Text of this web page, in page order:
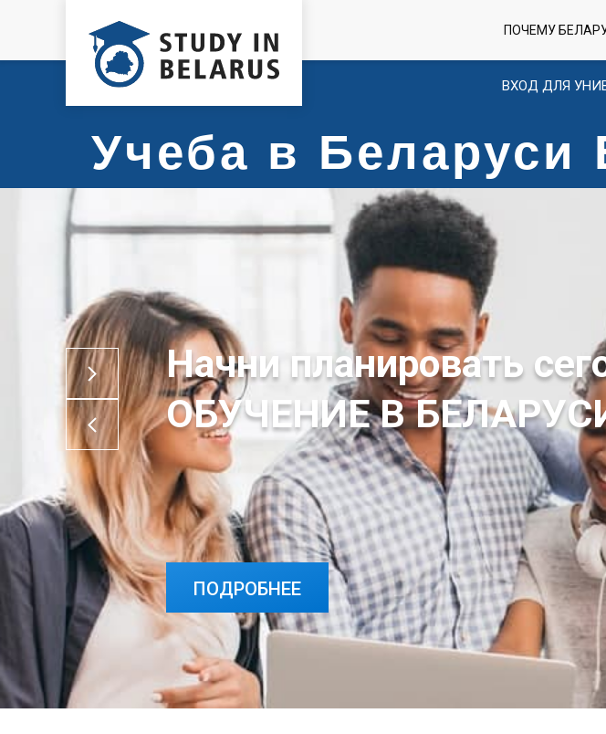
ВХОД ДЛЯ
ПОЧЕМУ
Учеба в
Начни планировать
ОБУЧЕНИЕ В
ПОДРОБНЕЕ